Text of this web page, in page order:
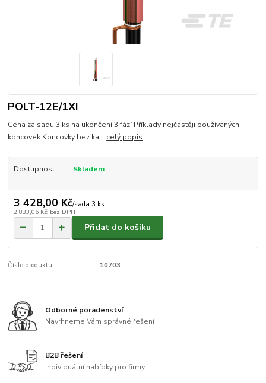
POLT-12E/1XI
Cena za sadu 3 ks na ukončení 3 fází Příklady nejčastěji používaných
koncovek Koncovky bez ka... celý popis
Dostupnost Skladem
3 428,00 Kč/sada 3 ks
2 833,06 Kč bez DPH
Přidat do košíku
Číslo produktu: 10703
Odborné poradenství
Navrhneme Vám správné řešení
B2B řešení
Individuální nabídky pro firmy